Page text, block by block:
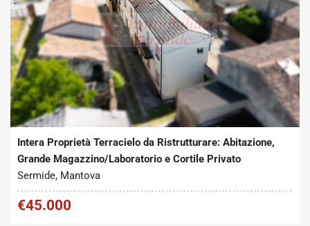
Tipo contratto:
Vendita
Metratura Commerciale:
250 m
Intera Proprietà Terracielo da Ristrutturare: Abitazione,
Grande Magazzino/Laboratorio e Cortile Privato
Sermide, Mantova
€45.000